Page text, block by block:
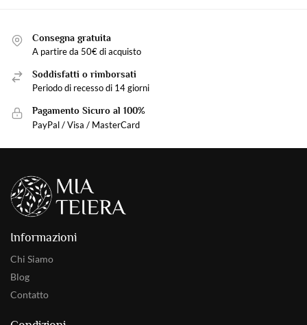
Consegna gratuita
A partire da 50€ di acquisto
Soddisfatti o rimborsati
Periodo di recesso di 14 giorni
Pagamento Sicuro al 100%
PayPal / Visa / MasterCard
Informazioni
Chi Siamo
Blog
Contatto